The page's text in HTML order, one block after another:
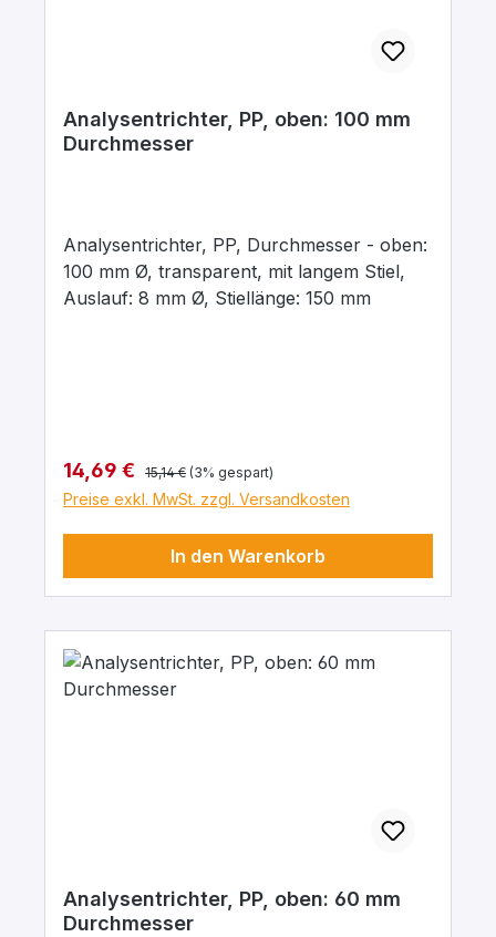
Analysentrichter, PP, oben: 100 mm
Durchmesser
Analysentrichter, PP, Durchmesser - oben:
100 mm Ø, transparent, mit langem Stiel,
Auslauf: 8 mm Ø, Stiellänge: 150 mm
Verkaufspreis:
14,69 € Regulärer Preis:
15,14 € (3% gespart)
Preise exkl. MwSt. zzgl. Versandkosten
In den Warenkorb
Analysentrichter, PP, oben: 60 mm
Durchmesser